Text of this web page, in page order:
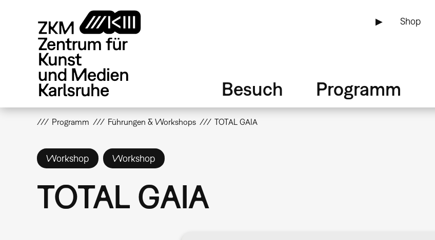
▶ Shop
Besuch Programm
Programm Führungen & Workshops TOTAL GAIA
Workshop Workshop
TOTAL GAIA